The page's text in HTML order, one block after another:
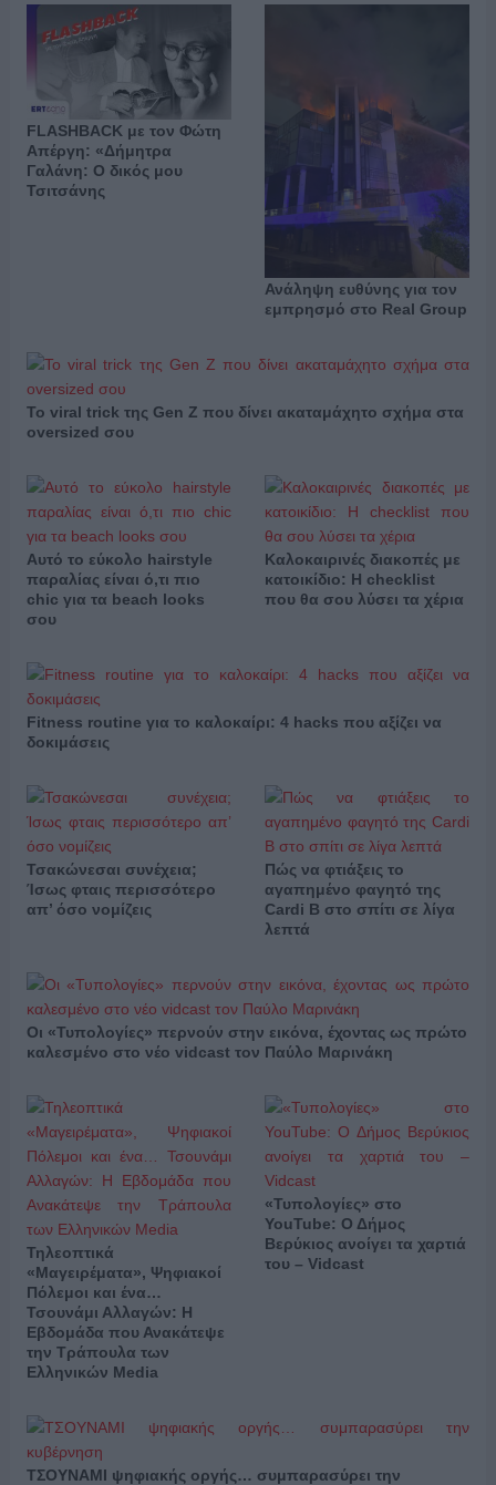
FLASHBACK με τον Φώτη
Απέργη: «Δήμητρα
Γαλάνη: Ο δικός μου
Τσιτσάνης
Ανάληψη ευθύνης για τον
εμπρησμό στο Real Group
Το viral trick της Gen Z που δίνει ακαταμάχητο σχήμα στα
oversized σου
Αυτό το εύκολο hairstyle
παραλίας είναι ό,τι πιο
chic για τα beach looks
σου
Καλοκαιρινές διακοπές με
κατοικίδιο: Η checklist
που θα σου λύσει τα χέρια
Fitness routine για το καλοκαίρι: 4 hacks που αξίζει να
δοκιμάσεις
Τσακώνεσαι συνέχεια;
Ίσως φταις περισσότερο
απ’ όσο νομίζεις
Πώς να φτιάξεις το
αγαπημένο φαγητό της
Cardi B στο σπίτι σε λίγα
λεπτά
Οι «Τυπολογίες» περνούν στην εικόνα, έχοντας ως πρώτο
καλεσμένο στο νέο vidcast τον Παύλο Μαρινάκη
Τηλεοπτικά
«Μαγειρέματα», Ψηφιακοί
Πόλεμοι και ένα…
Τσουνάμι Αλλαγών: Η
Εβδομάδα που Ανακάτεψε
την Τράπουλα των
Ελληνικών Media
«Τυπολογίες» στο
YouTube: Ο Δήμος
Βερύκιος ανοίγει τα χαρτιά
του – Vidcast
ΤΣΟΥΝΑΜΙ ψηφιακής οργής… συμπαρασύρει την